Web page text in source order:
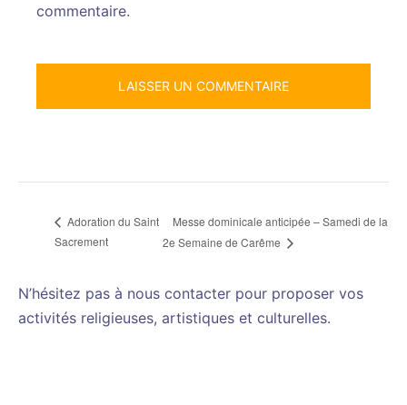
commentaire.
Adoration du Saint
Sacrement
Messe dominicale anticipée – Samedi de la
2e Semaine de Carême
N’hésitez pas à nous contacter pour proposer vos
activités religieuses, artistiques et culturelles.